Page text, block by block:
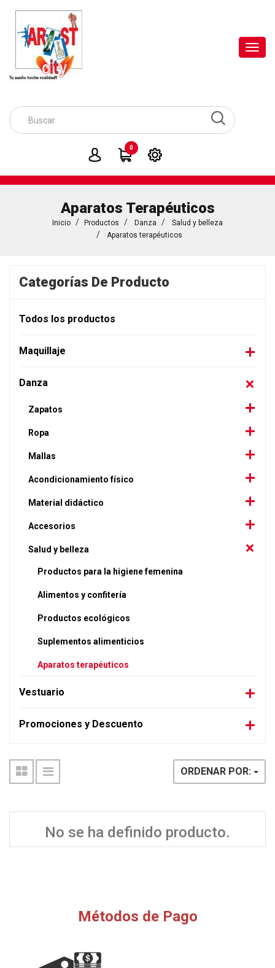
0
Aparatos Terapéuticos
Inicio Productos Danza
Salud y belleza
Aparatos terapéuticos
Categorías De Producto
Todos los productos
Maquillaje
Danza
Zapatos
Ropa
Mallas
Acondicionamiento físico
Material didáctico
Accesorios
Salud y belleza
Productos para la higiene femenina
Alimentos y confitería
Productos ecológicos
Suplementos alimenticios
Aparatos terapéuticos
Vestuario
Promociones y Descuento
ORDENAR POR:
No se ha definido producto.
Métodos de Pago